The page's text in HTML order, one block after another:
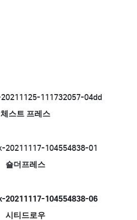
체스트 프레스
숄더프레스
시티드로우